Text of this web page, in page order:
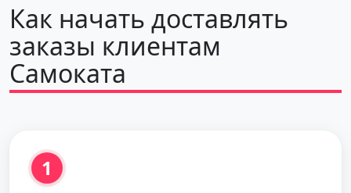
Как начать доставлять
заказы клиентам
Самоката
1